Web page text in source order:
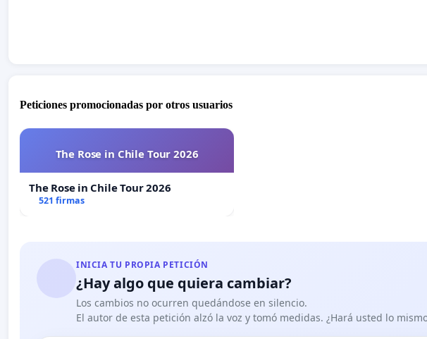
Peticiones promocionadas por otros usuarios
The Rose in Chile Tour 2026
The Rose in Chile Tour 2026
521 firmas
INICIA TU PROPIA PETICIÓN
¿Hay algo que quiera cambiar?
Los cambios no ocurren quedándose en silencio.
El autor de esta petición alzó la voz y tomó medidas. ¿Hará usted lo